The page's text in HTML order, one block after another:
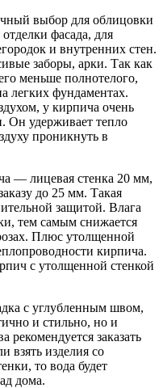
выбор для облицовки
фасада, для
и внутренних стен.
заборы, арки. Так как
меньше полнотелого,
легких фундаментах.
у кирпича очень
Он удерживает тепло
проникнуть в
— лицевая стенка 20 мм,
до 25 мм. Такая
защитой. Влага
тем самым снижается
Плюс утолщенной
кирпича.
с утолщенной стенкой
с углубленным швом,
и стильно, но и
рекомендуется заказать
взять изделия со
то вода будет
дома.